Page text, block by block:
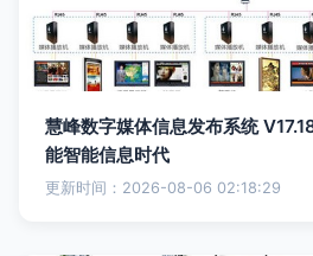
慧峰数字媒体信息发布系统
能智能信息时代
更新时间：2026-08-06 02:18:29